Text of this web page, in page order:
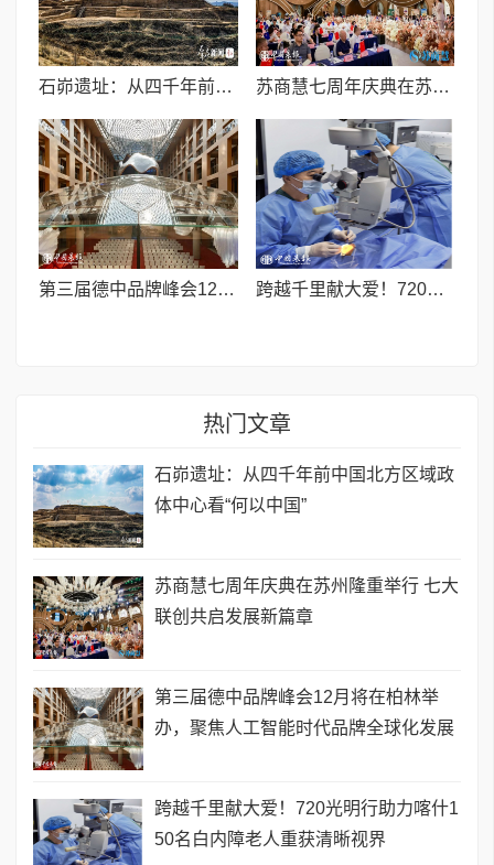
石峁遗址：从四千年前中国北方区域政体中心看“何以中国” 苏商慧七周年庆典在苏州隆重举行 七大联创共启发展新篇章
第三届德中品牌峰会12月将在柏林举办，聚焦人工智能时代品牌全球化发展 跨越千里献大爱！720光明行助力喀什150名白内障老人重获清晰视界
热门文章
石峁遗址：从四千年前中国北方区域政
体中心看“何以中国”
苏商慧七周年庆典在苏州隆重举行 七大
联创共启发展新篇章
第三届德中品牌峰会12月将在柏林举
办，聚焦人工智能时代品牌全球化发展
跨越千里献大爱！720光明行助力喀什1
50名白内障老人重获清晰视界